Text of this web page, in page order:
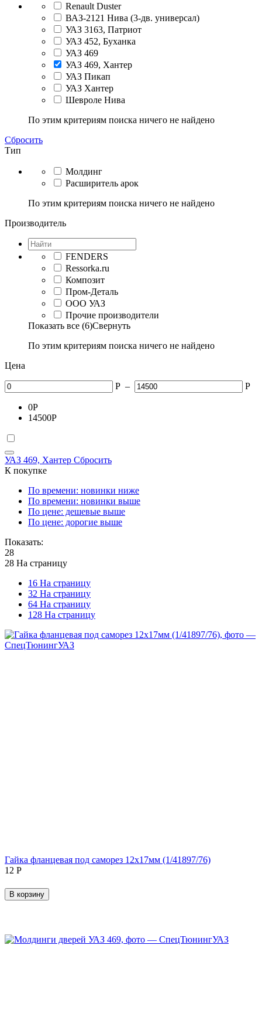
Renault Duster
ВАЗ-2121 Нива (3-дв. универсал)
УАЗ 3163, Патриот
УАЗ 452, Буханка
УАЗ 469
УАЗ 469, Хантер
УАЗ Пикап
УАЗ Хантер
Шевроле Нива
По этим критериям поиска ничего не найдено
Сбросить
Тип
Молдинг
Расширитель арок
По этим критериям поиска ничего не найдено
Производитель
FENDERS
Ressorka.ru
Композит
Пром-Деталь
ООО УАЗ
Прочие производители
Показать все (6)Свернуть
По этим критериям поиска ничего не найдено
Цена
Р – Р
0Р
14500Р
УАЗ 469, Хантер Сбросить
К покупке
По времени: новинки ниже
По времени: новинки выше
По цене: дешевые выше
По цене: дорогие выше
Показать:
28
28 На страницу
16 На страницу
32 На страницу
64 На страницу
128 На страницу
Гайка фланцевая под саморез 12х17мм (1/41897/76)
‍12‍ Р
В корзину